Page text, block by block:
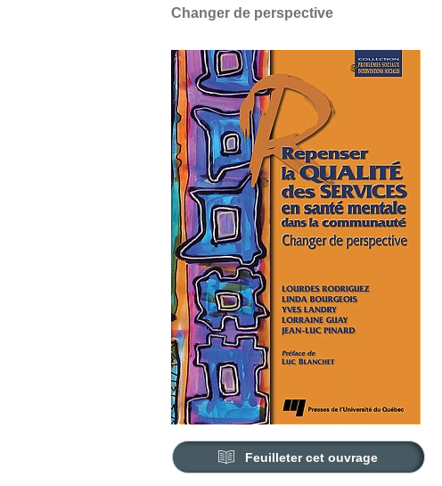
Changer de perspective
Feuilleter cet ouvrage